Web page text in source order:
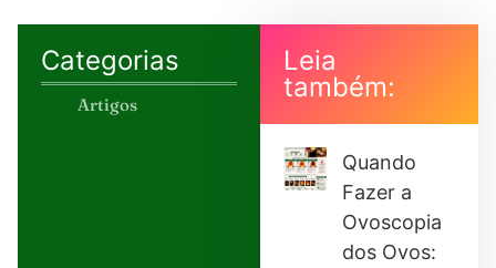
Categorias
Artigos
Leia
também:
Quando
Fazer a
Ovoscopia
dos Ovos: